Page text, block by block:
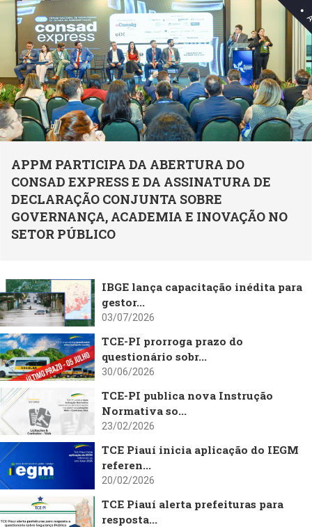
06
AGO
DO
DE
NO
APPM institui Comissão de
Acompanhamento da
Política de Promoção da
Povos Originários
IBGE lança capacitação inédita para
gestor...
03/07/2026
TCE-PI prorroga prazo do
questionário sobr...
30/06/2026
TCE-PI publica nova Instrução
Normativa so...
23/02/2026
TCE Piauí inicia aplicação do IEGM
referen...
20/02/2026
TCE Piauí alerta prefeituras para
resposta...